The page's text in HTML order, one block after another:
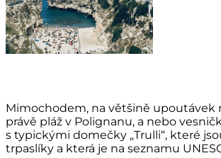
Mimochodem, na většině upoutávek
právě pláž v Polignanu, a nebo
s typickými domečky „Trulli“, které
trpaslíky a která je na seznamu